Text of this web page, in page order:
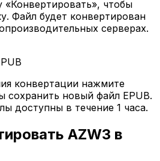
чтобы
Файл будет конвертирован
серверах.
конвертации нажмите
сохранить новый файл EPUB.
доступны в течение 1 часа.
AZW3 в